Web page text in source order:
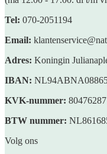
Tel: 070-2051194
Email:
Adres: Koningin
IBAN:
KVK-nummer: 80476287
BTW nummer:
Volg ons